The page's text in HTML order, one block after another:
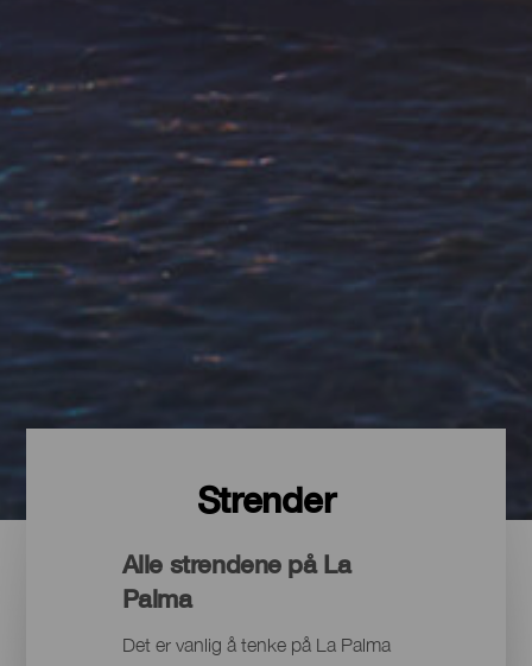
Strender
Alle strendene på La
Palma
Det er vanlig å tenke på La Palma